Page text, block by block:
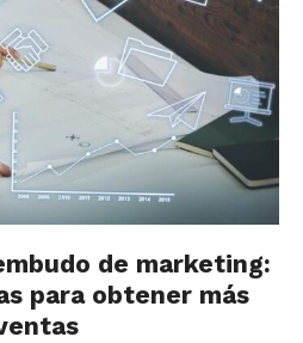
de marketing:
para obtener más